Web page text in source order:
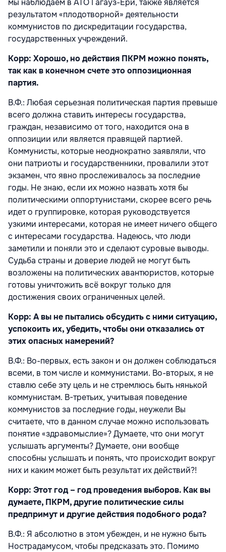
мы наблюдаем в АТО Гагауз-Ери, также является
результатом «плодотворной» деятельности
коммунистов по дискредитации государства,
государственных учреждений.
Корр: Хорошо, но действия ПКРМ можно понять,
так как в конечном счете это оппозиционная
партия.
В.Ф.: Любая серьезная политическая партия превыше
всего должна ставить интересы государства,
граждан, независимо от того, находится она в
оппозиции или является правящей партией.
Коммунисты, которые неоднократно заявляли, что
они патриоты и государственники, провалили этот
экзамен, что явно прослеживалось за последние
годы. Не знаю, если их можно назвать хотя бы
политическими оппортунистами, скорее всего речь
идет о группировке, которая руководствуется
узкими интересами, которая не имеет ничего общего
с интересами государства. Надеюсь, что люди
заметили и поняли это и сделают суровые выводы.
Судьба страны и доверие людей не могут быть
возложены на политических авантюристов, которые
готовы уничтожить всё вокруг только для
достижения своих ограниченных целей.
Корр: А вы не пытались обсудить с ними ситуацию,
успокоить их, убедить, чтобы они отказались от
этих опасных намерений?
В.Ф.: Во-первых, есть закон и он должен соблюдаться
всеми, в том числе и коммунистами. Во-вторых, я не
ставлю себе эту цель и не стремлюсь быть нянькой
коммунистам. В-третьих, учитывая поведение
коммунистов за последние годы, неужели Вы
считаете, что в данном случае можно использовать
понятие «здравомыслие»? Думаете, что они могут
услышать аргументы? Думаете, они вообще
способны услышать и понять, что происходит вокруг
них и каким может быть результат их действий?!
Корр: Этот год – год проведения выборов. Как вы
думаете, ПКРМ, другие политические силы
предпримут и другие действия подобного рода?
В.Ф.: Я абсолютно в этом убежден, и не нужно быть
Нострадамусом, чтобы предсказать это. Помимо